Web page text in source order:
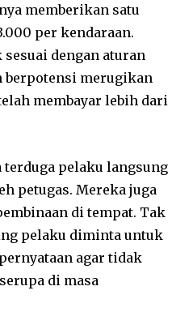
memberikan satu
per kendaraan.
dengan aturan
berpotensi merugikan
membayar lebih dari
pelaku langsung
petugas. Mereka juga
di tempat. Tak
pelaku diminta untuk
agar tidak
di masa